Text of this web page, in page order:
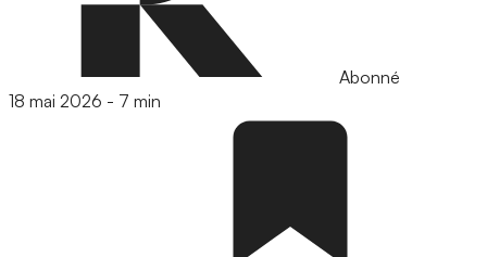
Abonné
18 mai 2026 - 7 min